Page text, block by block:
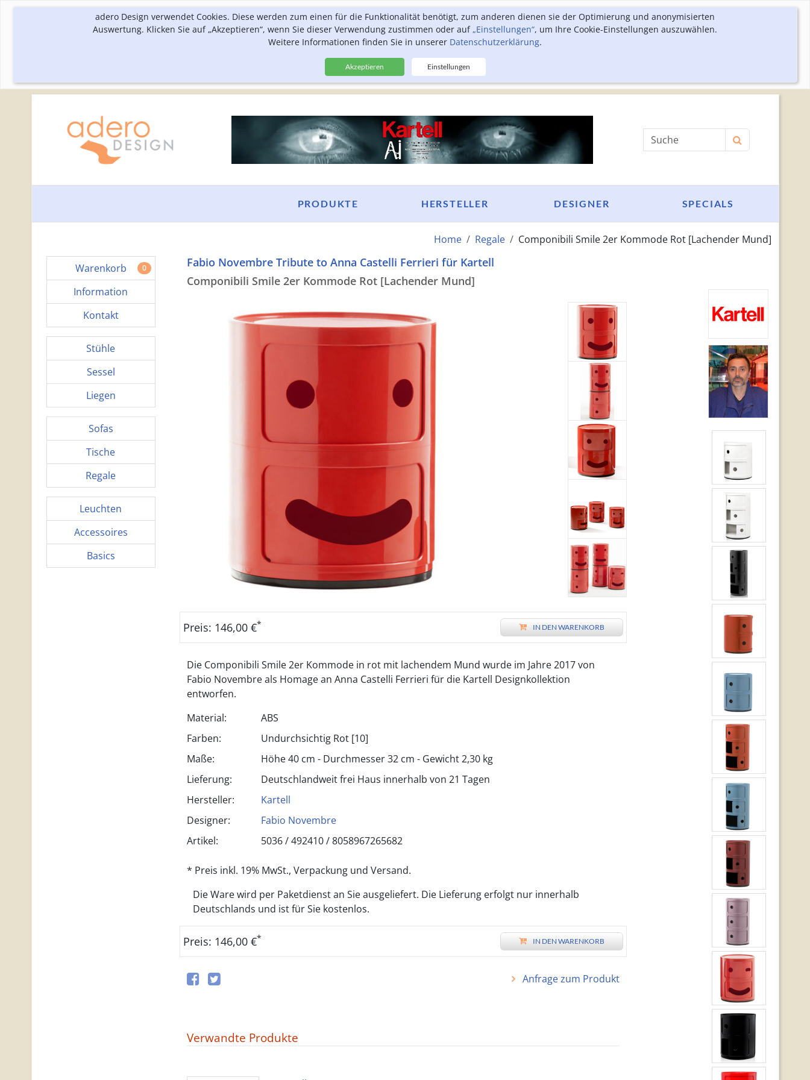
adero Design verwendet Cookies. Diese werden zum einen für die Funktionalität benötigt, zum anderen dienen sie der Optimierung und anonymisierten
Auswertung. Klicken Sie auf „Akzeptieren“, wenn Sie dieser Verwendung zustimmen oder auf„Einstellungen“, um Ihre Cookie-Einstellungen auszuwählen.
Weitere Informationen finden Sie in unserer Datenschutzerklärung.
Akzeptieren Einstellungen
Produktsuche
SPECIALS
DESIGNER
HERSTELLER
PRODUKTE
Home Regale Componibili Smile 2er Kommode Rot [Lachender Mund]
Warenkorb 0
Information
Kontakt
Stühle
Sessel
Liegen
Sofas
Tische
Regale
Leuchten
Accessoires
Basics
Fabio Novembre Tribute to Anna Castelli Ferrieri für Kartell
Componibili Smile 2er Kommode Rot [Lachender Mund]
Preis: 146,00 €* IN DEN WARENKORB
Die Componibili Smile 2er Kommode in rot mit lachendem Mund wurde im Jahre 2017 von
Fabio Novembre als Homage an Anna Castelli Ferrieri für die Kartell Designkollektion
entworfen.
Material:
ABS
Farben:
Undurchsichtig Rot [10]
Maße:
Höhe 40 cm - Durchmesser 32 cm - Gewicht 2,30 kg
Lieferung:
Deutschlandweit frei Haus innerhalb von 21 Tagen
Hersteller:
Kartell
Designer:
Fabio Novembre
Artikel:
5036 /492410/8058967265682
* Preis inkl. 19% MwSt., Verpackung und Versand.
Die Ware wird per Paketdienst an Sie ausgeliefert. Die Lieferung erfolgt nur innerhalb
Deutschlands und ist für Sie kostenlos.
Preis: 146,00 €* IN DEN WARENKORB
Anfrage zum Produkt
Verwandte Produkte